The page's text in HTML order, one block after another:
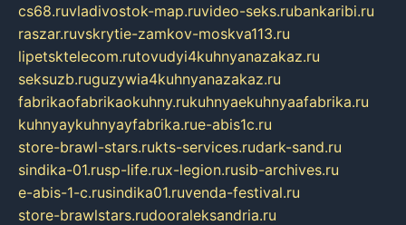
cs68.ruvladivostok-map.ruvideo-seks.rubankaribi.ru
raszar.ruvskrytie-zamkov-moskva113.ru
lipetsktelecom.rutovudyi4kuhnyanazakaz.ru
seksuzb.ruguzywia4kuhnyanazakaz.ru
fabrikaofabrikaokuhny.rukuhnyaekuhnyaafabrika.ru
kuhnyaykuhnyayfabrika.rue-abis1c.ru
store-brawl-stars.rukts-services.rudark-sand.ru
sindika-01.rusp-life.rux-legion.rusib-archives.ru
e-abis-1-c.rusindika01.ruvenda-festival.ru
store-brawlstars.rudooraleksandria.ru